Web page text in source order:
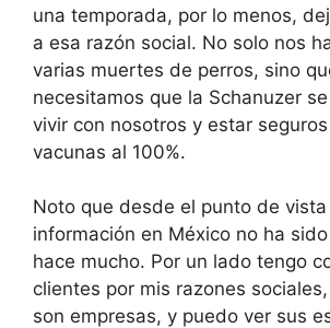
una temporada, por lo menos,
a esa razón social. No solo nos
varias muertes de perros, sino
necesitamos que la Schanuzer
vivir con nosotros y estar
vacunas al 100%.
Noto que desde el punto de
información en México no ha
hace mucho. Por un lado tengo
clientes por mis razones
son empresas, y puedo ver sus